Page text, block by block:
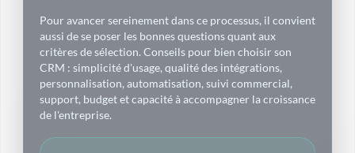
Pour avancer sereinement dans ce processus, il convient
aussi de se poser les bonnes questions quant aux
critères de sélection. Conseils pour bien choisir son
CRM : simplicité d'usage, qualité des intégrations,
personnalisation, automatisation, suivi commercial,
support, budget et capacité à accompagner la croissance
de l'entreprise.